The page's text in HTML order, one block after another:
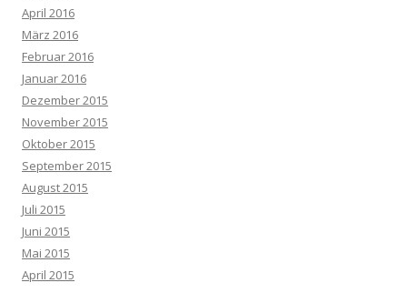
April 2016
März 2016
Februar 2016
Januar 2016
Dezember 2015
November 2015
Oktober 2015
September 2015
August 2015
Juli 2015
Juni 2015
Mai 2015
April 2015